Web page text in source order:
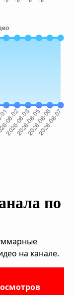
по
на канале.